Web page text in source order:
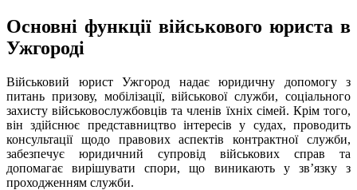
Основні функції військового юриста в
Ужгороді
Військовий юрист Ужгород надає юридичну допомогу з
питань призову, мобілізації, військової служби, соціального
захисту військовослужбовців та членів їхніх сімей. Крім того,
він здійснює представництво інтересів у судах, проводить
консультації щодо правових аспектів контрактної служби,
забезпечує юридичний супровід військових справ та
допомагає вирішувати спори, що виникають у зв’язку з
проходженням служби.